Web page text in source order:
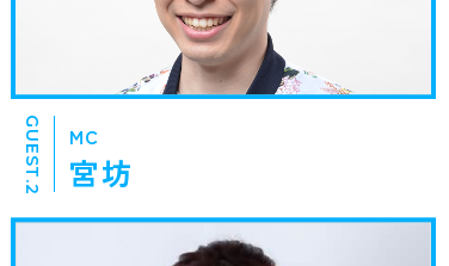
GUEST.2 MC
宮坊